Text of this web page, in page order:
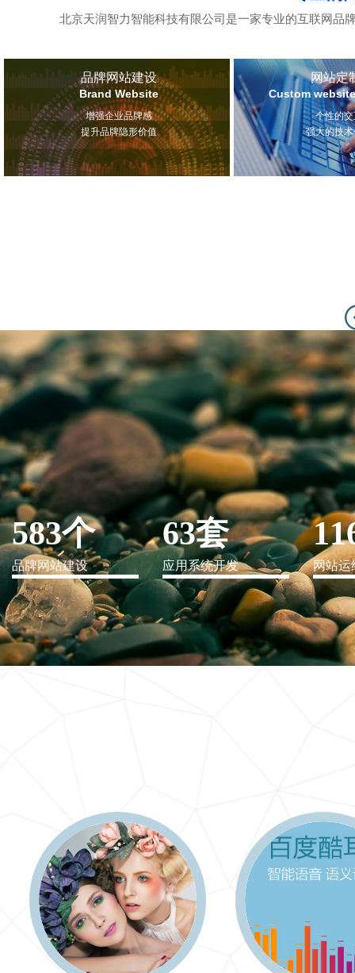
北京天润智力智能科技有限公司是一家专业的互联网品
品牌网站建设
Brand Website
增强企业品牌感
提升品牌隐形价值
网站定
Custom
个性的
强大的技
IT行业解决方案
信息爆炸时代，信息传递是否做到更新、更全、更
快
583个
品牌网站建设
63套
应用系统开发 网站运